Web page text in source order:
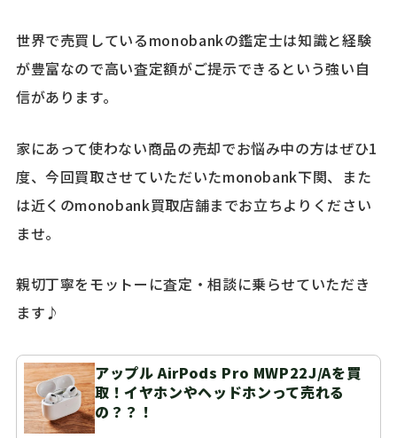
世界で売買しているmonobankの鑑定士は知識と経験
が豊富なので高い査定額がご提示できるという強い自
信があります。
家にあって使わない商品の売却でお悩み中の方はぜひ1
度、今回買取させていただいたmonobank下関、また
は近くのmonobank買取店舗までお立ちよりください
ませ。
親切丁寧をモットーに査定・相談に乗らせていただき
ます♪
アップル AirPods Pro MWP22J/Aを買
取！イヤホンやヘッドホンって売れる
の？？！